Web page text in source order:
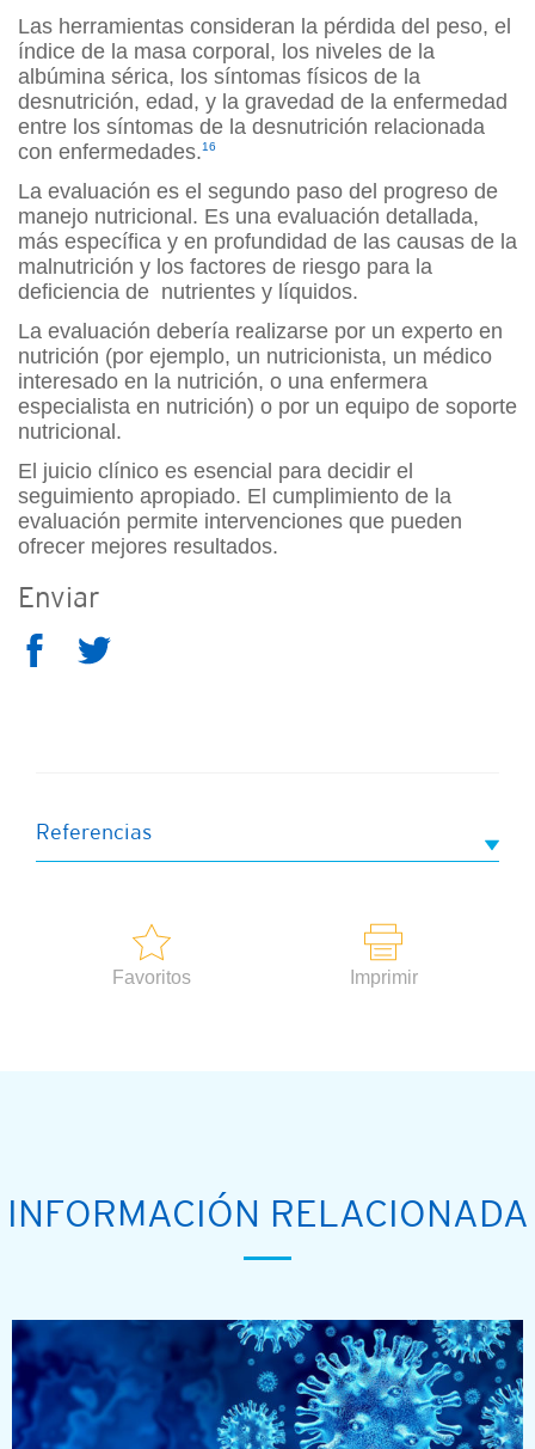
Las herramientas consideran la pérdida del peso, el
índice de la masa corporal, los niveles de la
albúmina sérica, los síntomas físicos de la
desnutrición, edad, y la gravedad de la enfermedad
entre los síntomas de la desnutrición relacionada
con enfermedades.16
La evaluación es el segundo paso del progreso de
manejo nutricional. Es una evaluación detallada,
más específica y en profundidad de las causas de la
malnutrición y los factores de riesgo para la
deficiencia de nutrientes y líquidos.
La evaluación debería realizarse por un experto en
nutrición (por ejemplo, un nutricionista, un médico
interesado en la nutrición, o una enfermera
especialista en nutrición) o por un equipo de soporte
nutricional.
El juicio clínico es esencial para decidir el
seguimiento apropiado. El cumplimiento de la
evaluación permite intervenciones que pueden
ofrecer mejores resultados.
Enviar
Referencias
Favoritos Imprimir
INFORMACIÓN RELACIONADA